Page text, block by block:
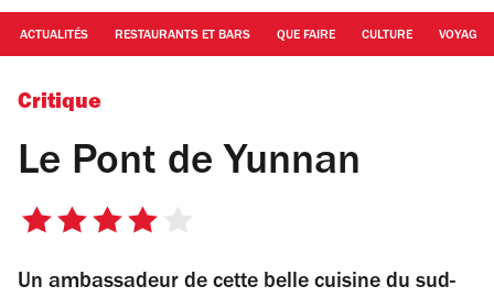
ACTUALITÉS RESTAURANTS ET BARS QUE FAIRE CULTURE VOYAGE
© Tina Meyer
Critique
Le Pont de Yunnan
4
5
Un ambassadeur de cette belle cuisine du sud-